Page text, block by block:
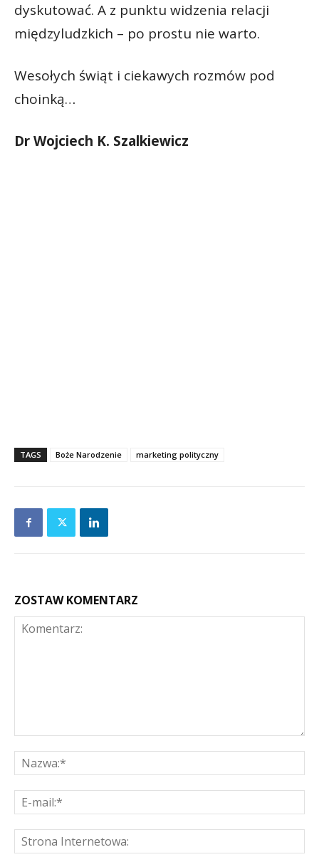
dyskutować. A z punktu widzenia relacji
międzyludzkich – po prostu nie warto.
Wesołych świąt i ciekawych rozmów pod
choinką…
Dr Wojciech K. Szalkiewicz
TAGS Boże Narodzenie marketing polityczny
ZOSTAW KOMENTARZ